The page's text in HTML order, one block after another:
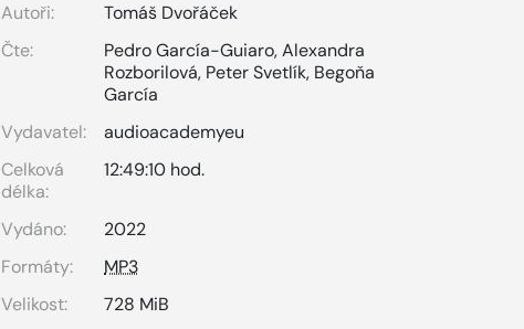
Autoři:
Tomáš Dvořáček
Čte:
Pedro García-Guiaro,Alexandra
Rozborilová, Peter Svetlík, Begoňa
García
Vydavatel:
audioacademyeu
Celková
délka:
12:49:10 hod.
Vydáno:
2022
Formáty:
MP3
Velikost:
728 MiB